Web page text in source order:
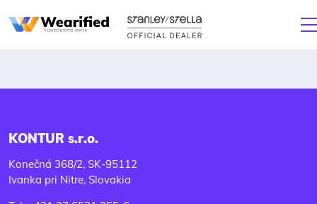
KONTUR s.r.o.
Konečná 368/2, SK-95112
Ivanka pri Nitre, Slovakia